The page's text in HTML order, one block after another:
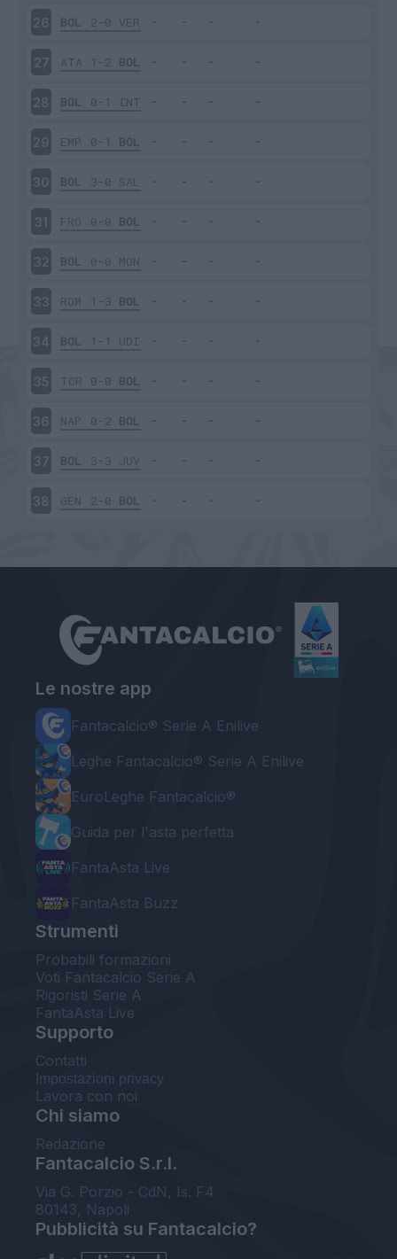
26 BOL 2-0 VER
27 ATA 1-2 BOL
28 BOL 0-1 INT
29 EMP 0-1 BOL
30 BOL 3-0 SAL
31 FRO 0-0 BOL
32 BOL 0-0 MON
33 ROM 1-3 BOL
34 BOL 1-1 UDI
35 TOR 0-0 BOL
36 NAP 0-2 BOL
37 BOL 3-3 JUV
38 GEN 2-0 BOL
Le nostre app
Fantacalcio® Serie A Enilive
Leghe Fantacalcio® Serie A Enilive
EuroLeghe Fantacalcio®
Guida per l'asta perfetta
FantaAsta Live
FantaAsta Buzz
Strumenti
Probabili formazioni
Voti Fantacalcio Serie A
Rigoristi Serie A
FantaAsta Live
Supporto
Contatti
Impostazioni privacy
Lavora con noi
Chi siamo
Redazione
Fantacalcio S.r.l.
Via G. Porzio - CdN, Is. F4
80143, Napoli
Pubblicità su Fantacalcio?